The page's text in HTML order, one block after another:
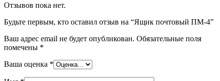
Отзывов пока нет.
Будьте первым, кто оставил отзыв на “Ящик почтовый ПМ-4”
Ваш адрес email не будет опубликован. Обязательные поля
помечены *
Ваша оценка *